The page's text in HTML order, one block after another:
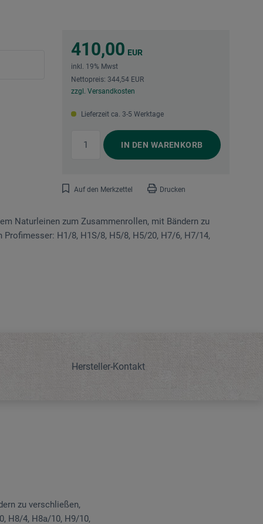
410,00 EUR
inkl. 19% Mwst
Nettopreis: 344,54 EUR
zzgl. Versandkosten
Lieferzeit ca. 3-5 Werktage
IN DEN WARENKORB
Auf den Merkzettel Drucken
Naturleinen zum Zusammenrollen, mit Bändern zu
H1/8, H1S/8, H5/8, H5/20, H7/6, H7/14,
Hersteller-Kontakt
zu verschließen,
H8/4, H8a/10, H9/10,